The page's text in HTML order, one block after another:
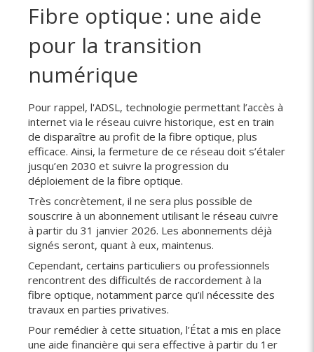
Fibre optique : une aide
pour la transition
numérique
Pour rappel, l'ADSL, technologie permettant l’accès à
internet via le réseau cuivre historique, est en train
de disparaître au profit de la fibre optique, plus
efficace. Ainsi, la fermeture de ce réseau doit s’étaler
jusqu’en 2030 et suivre la progression du
déploiement de la fibre optique.
Très concrètement, il ne sera plus possible de
souscrire à un abonnement utilisant le réseau cuivre
à partir du 31 janvier 2026. Les abonnements déjà
signés seront, quant à eux, maintenus.
Cependant, certains particuliers ou professionnels
rencontrent des difficultés de raccordement à la
fibre optique, notamment parce qu’il nécessite des
travaux en parties privatives.
Pour remédier à cette situation, l’État a mis en place
une aide financière qui sera effective à partir du 1er